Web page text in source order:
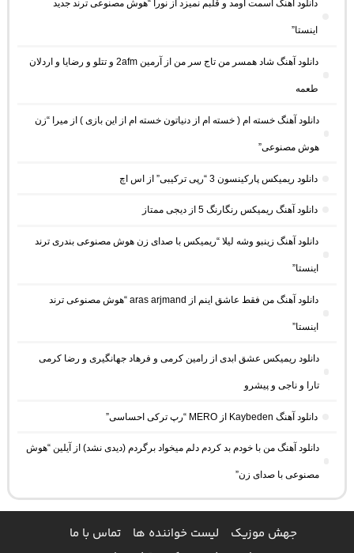
دانلود آهنگ اسمت اومد و قلبم نمیزد از نورا “هوش مصنوعی ترند جدید
اینستا”
دانلود آهنگ شاد همسر من تاج سر من از آرمین 2afm و تتلو و رضایا و اردلان
طعمه
دانلود آهنگ خسته ام ( خسته ام از دنیاتون خسته ام از این بازی ) از میرا “زن
هوش مصنوعی”
دانلود ریمیکس پارکینسون 3 “رپی ترکیبی” از اس اچ
دانلود آهنگ ریمیکس رنگارنگ 5 از دیجی ممتاز
دانلود آهنگ زینبو وشه لیلا “ریمیکس با صدای زن هوش مصنوعی بندری ترند
اینستا”
دانلود آهنگ من فقط عاشق اینم از aras arjmand “هوش مصنوعی ترند
اینستا”
دانلود ریمیکس عشق ابدی از رامین کرمی و فرهاد جهانگیری و رضا کرمی
تارا و ناجی و پیشرو
دانلود آهنگ Kaybeden از MERO “رپ ترکی احساسی”
دانلود آهنگ من با خودم بد کردم دلم میخواد برگردم (دیدی نشد) از آیلین “هوش
مصنوعی با صدای زن”
جهش موزیک لیست خواننده ها
تماس با ما